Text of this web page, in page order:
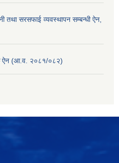
तथा सरसफाई व्यवस्थापन सम्बन्धी ऐन,
ऐन (आ.व. २०८१/०८२)